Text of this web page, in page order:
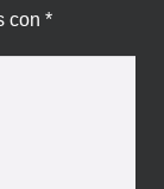
con *